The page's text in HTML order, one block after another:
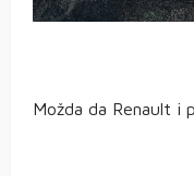
Možda da Renault i